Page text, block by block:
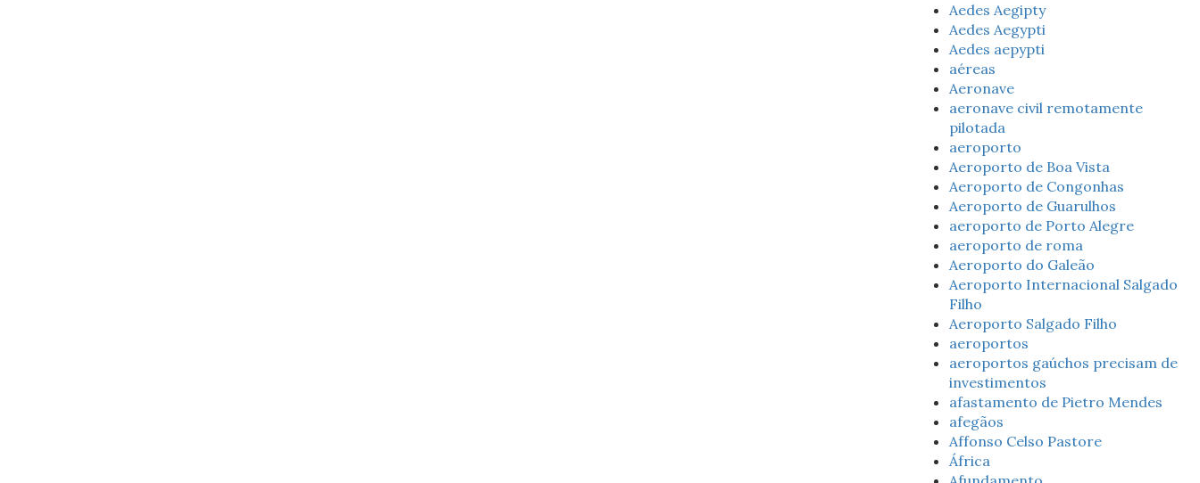
Aedes Aegipty
Aedes Aegypti
Aedes aepypti
aéreas
Aeronave
aeronave civil remotamente
pilotada
aeroporto
Aeroporto de Boa Vista
Aeroporto de Congonhas
Aeroporto de Guarulhos
aeroporto de Porto Alegre
aeroporto de roma
Aeroporto do Galeão
Aeroporto Internacional Salgado
Filho
Aeroporto Salgado Filho
aeroportos
aeroportos gaúchos precisam de
investimentos
afastamento de Pietro Mendes
afegãos
Affonso Celso Pastore
África